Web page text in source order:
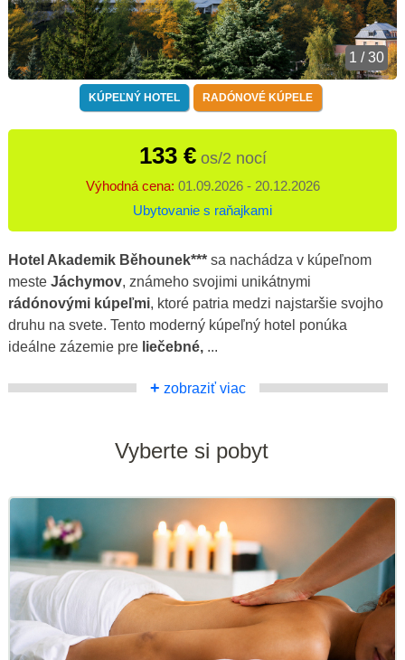
1 / 30
KÚPEĽNÝ HOTEL RADÓNOVÉ KÚPELE
133 €os/2 nocí
Výhodná cena: 01.09.2026 - 20.12.2026
Ubytovanie s raňajkami
Hotel Akademik Běhounek*** sa nachádza v kúpeľnom
meste Jáchymov, známeho svojimi unikátnymi
rádónovými kúpeľmi, ktoré patria medzi najstaršie svojho
druhu na svete. Tento moderný kúpeľný hotel ponúka
ideálne zázemie pre liečebné, ...
+ zobraziť viac
Vyberte si pobyt